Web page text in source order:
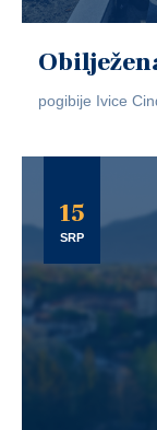
pogibije Ivice
15
SRP